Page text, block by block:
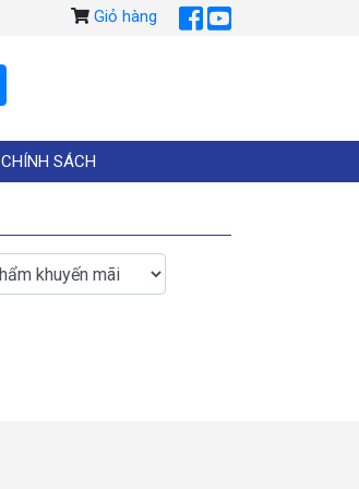
Giỏ hàng
CHÍNH SÁCH